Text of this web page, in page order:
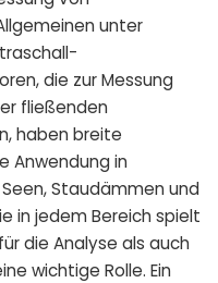
unter
die zur Messung
fließenden
haben breite
Anwendung in
Staudämmen und
in jedem Bereich spielt
die Analyse als auch
wichtige Rolle. Ein